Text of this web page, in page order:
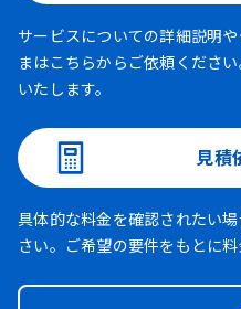
サービスについての詳細説明
まはこちらからご依頼くださ
いたします。
見積
具体的な料金を確認されたい
さい。ご希望の要件をもとに